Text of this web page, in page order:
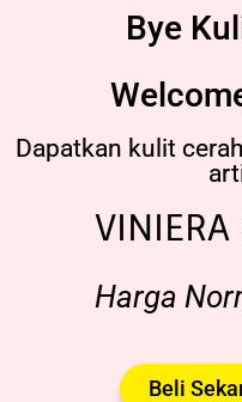
Bye
Dapatkan kulit
Harga
Beli